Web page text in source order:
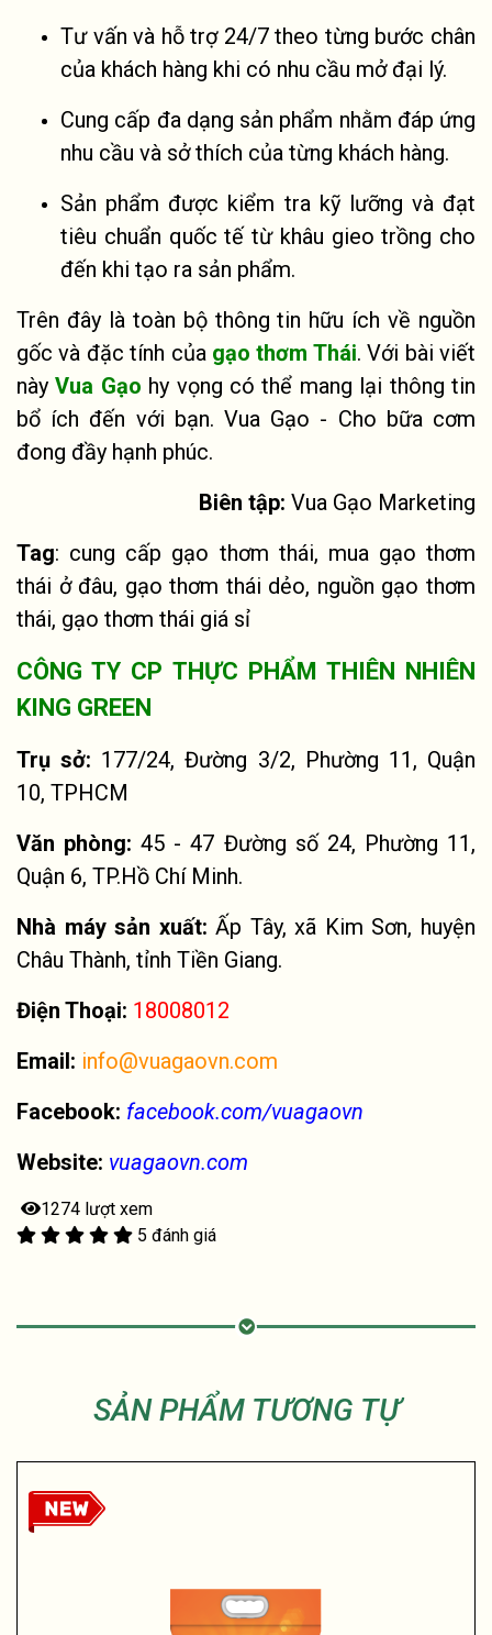
Tư vấn và hỗ trợ 24/7 theo từng bước chân
của khách hàng khi có nhu cầu mở đại lý.
Cung cấp đa dạng sản phẩm nhằm đáp ứng
nhu cầu và sở thích của từng khách hàng.
Sản phẩm được kiểm tra kỹ lưỡng và đạt
tiêu chuẩn quốc tế từ khâu gieo trồng cho
đến khi tạo ra sản phẩm.
Trên đây là toàn bộ thông tin hữu ích về nguồn
gốc và đặc tính của gạo thơm Thái. Với bài viết
nàyVua Gạo hy vọng có thể mang lại thông tin
bổ ích đến với bạn. Vua Gạo - Cho bữa cơm
đong đầy hạnh phúc.
Biên tập: Vua Gạo Marketing
Tag: cung cấp gạo thơm thái, mua gạo thơm
thái ở đâu, gạo thơm thái dẻo, nguồn gạo thơm
thái, gạo thơm thái giá sỉ
CÔNG TY CP THỰC PHẨM THIÊN NHIÊN
KING GREEN
Trụ sở: 177/24, Đường 3/2, Phường 11, Quận
10, TPHCM
Văn phòng: 45 - 47 Đường số 24, Phường 11,
Quận 6, TP.Hồ Chí Minh.
Nhà máy sản xuất: Ấp Tây, xã Kim Sơn, huyện
Châu Thành, tỉnh Tiền Giang.
Điện Thoại: 18008012
Email: info@vuagaovn.com
Facebook: facebook.com/vuagaovn
Website: vuagaovn.com
1274 lượt xem
5 đánh giá
SẢN PHẨM TƯƠNG TỰ